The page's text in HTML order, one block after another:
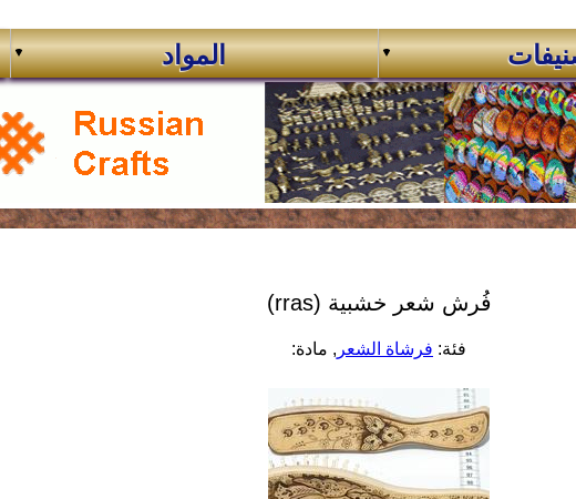
المواد
فُرش شعر خشبية (rras)
فئة: فرشاة الشعر , مادة: